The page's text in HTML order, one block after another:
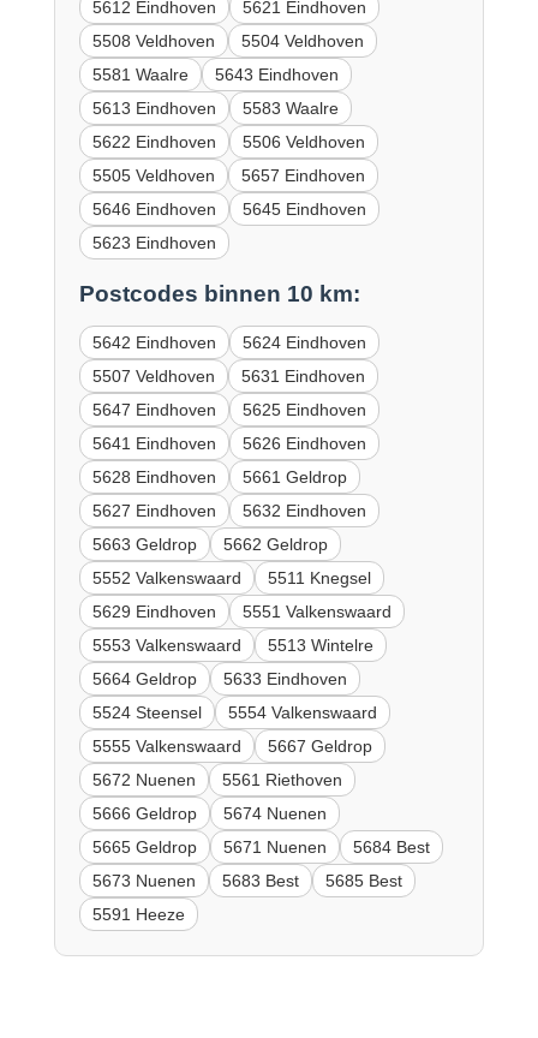
5612 Eindhoven
5621 Eindhoven
5508 Veldhoven
5504 Veldhoven
5581 Waalre
5643 Eindhoven
5613 Eindhoven
5583 Waalre
5622 Eindhoven
5506 Veldhoven
5505 Veldhoven
5657 Eindhoven
5646 Eindhoven
5645 Eindhoven
5623 Eindhoven
Postcodes binnen 10 km:
5642 Eindhoven
5624 Eindhoven
5507 Veldhoven
5631 Eindhoven
5647 Eindhoven
5625 Eindhoven
5641 Eindhoven
5626 Eindhoven
5628 Eindhoven
5661 Geldrop
5627 Eindhoven
5632 Eindhoven
5663 Geldrop
5662 Geldrop
5552 Valkenswaard
5511 Knegsel
5629 Eindhoven
5551 Valkenswaard
5553 Valkenswaard
5513 Wintelre
5664 Geldrop
5633 Eindhoven
5524 Steensel
5554 Valkenswaard
5555 Valkenswaard
5667 Geldrop
5672 Nuenen
5561 Riethoven
5666 Geldrop
5674 Nuenen
5665 Geldrop
5671 Nuenen
5684 Best
5673 Nuenen
5683 Best
5685 Best
5591 Heeze